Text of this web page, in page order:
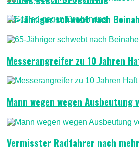
65-Jähriger schwebt nach
Messerangreifer zu 10 Jahren
Mann wegen wegen
Vermisster Radfahrer nach